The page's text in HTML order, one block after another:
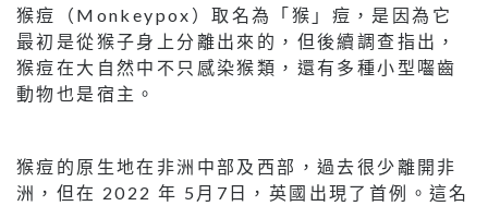
猴痘（Monkeypox）取名為「猴」痘，是因為它
最初是從猴子身上分離出來的，但後續調查指出，
猴痘在大自然中不只感染猴類，還有多種小型囓齒
動物也是宿主。
猴痘的原生地在非洲中部及西部，過去很少離開非
洲，但在 2022 年 5月7日，英國出現了首例。這名